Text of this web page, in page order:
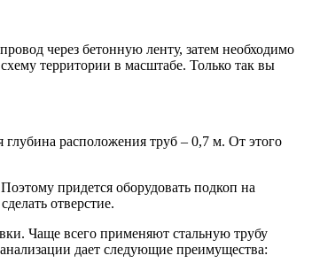
через бетонную ленту, затем необходимо
территории в масштабе. Только так вы
расположения труб – 0,7 м. От этого
придется оборудовать подкоп на
отверстие.
Чаще всего применяют стальную трубу
дает следующие преимущества: